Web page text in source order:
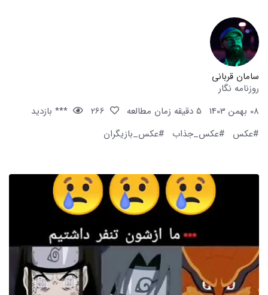
سامان قربانی
روزنامه نگار
08 بهمن 1403
5 دقیقه زمان مطالعه
*** بازدید
#عکس
#عکس_جذاب #عکس_بازیگران